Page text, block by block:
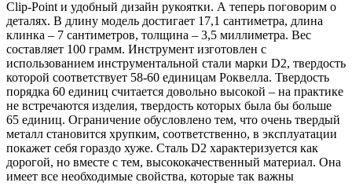
Clip-Point и удобный дизайн рукоятки. А теперь поговорим о
деталях. В длину модель достигает 17,1 сантиметра, длина
клинка – 7 сантиметров, толщина – 3,5 миллиметра. Вес
составляет 100 грамм. Инструмент изготовлен с
использованием инструментальной стали марки D2, твердость
которой соответствует 58-60 единицам Роквелла. Твердость
порядка 60 единиц считается довольно высокой – на практике
не встречаются изделия, твердость которых была бы больше
65 единиц. Ограничение обусловлено тем, что очень твердый
металл становится хрупким, соответственно, в эксплуатации
покажет себя гораздо хуже. Сталь D2 характеризуется как
дорогой, но вместе с тем, высококачественный материал. Она
имеет все необходимые свойства, которые так важны